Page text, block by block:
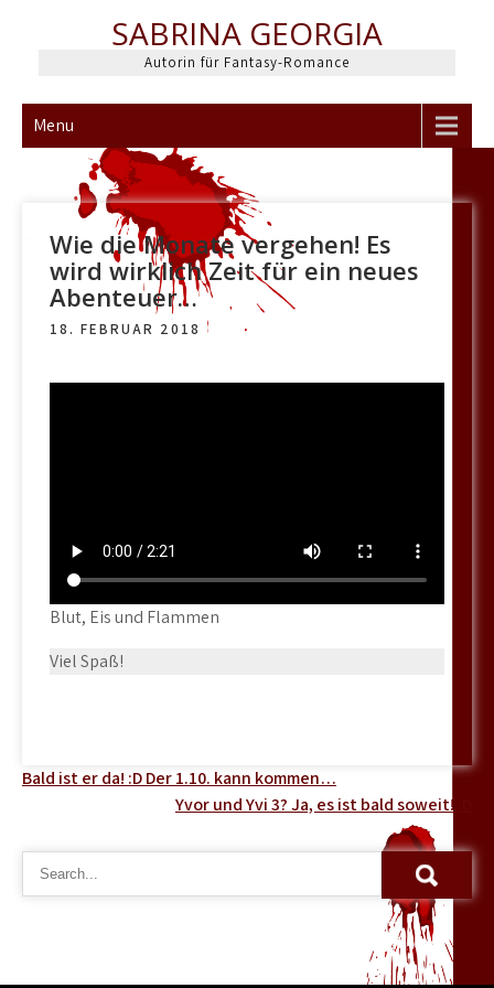
SABRINA GEORGIA
Autorin für Fantasy-Romance
Menu
Wie die Monate vergehen! Es
wird wirklich Zeit für ein neues
Abenteuer…
18. FEBRUAR 2018
Blut, Eis und Flammen
Viel Spaß!
Beitragsnavigation
Bald ist er da! :D Der 1.10. kann kommen…
Yvor und Yvi 3? Ja, es ist bald soweit! :D